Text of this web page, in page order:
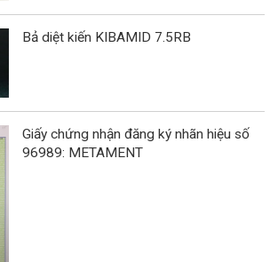
Bả diệt kiến KIBAMID 7.5RB
Giấy chứng nhận đăng ký nhãn hiệu số
96989: METAMENT